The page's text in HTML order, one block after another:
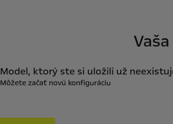
Model, ktorý ste si uložili už
Môžete začať novú konfiguráciu